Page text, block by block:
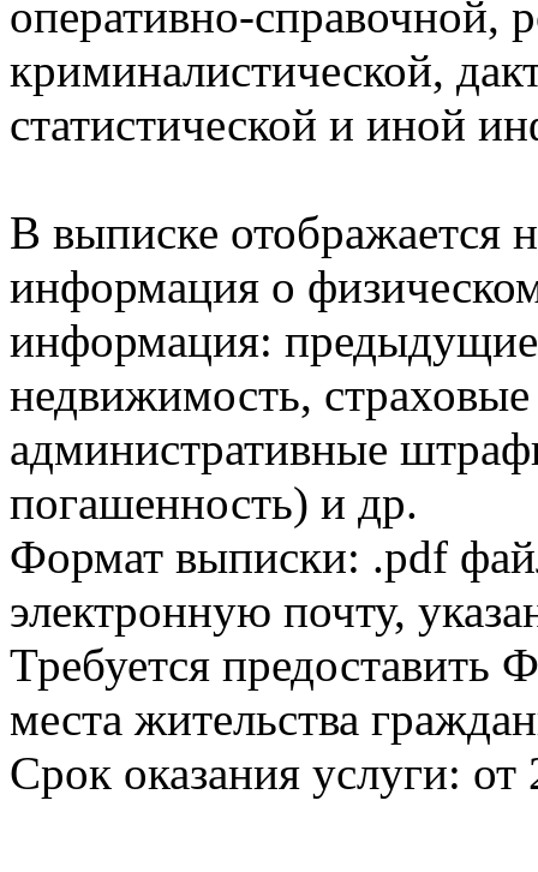
оперативно-справочной,
криминалистической,
статистической и иной
В выписке отображается
информация о
информация:
недвижимость,
административные
погашенность) и др.
Формат выписки: .pdf
электронную почту,
Требуется
места жительства
Срок оказания услуги: от